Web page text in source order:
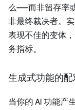
么——而非留存率
非最终裁决者。
表现不佳的变体
务指标。
生成式功能的
当你的 AI 功能产